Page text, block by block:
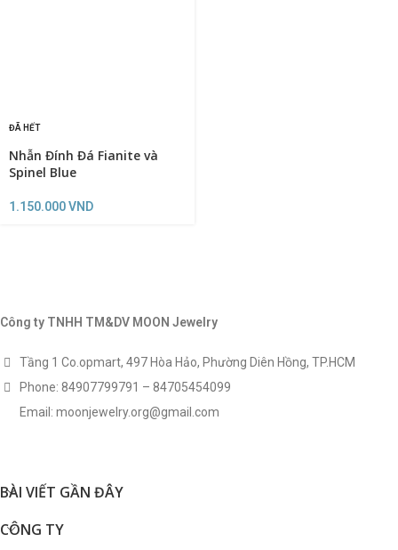
ĐÃ HẾT
Nhẫn Đính Đá Fianite và
Spinel Blue
1.150.000VND
Công ty TNHH TM&DV MOON Jewelry
Tầng 1 Co.opmart, 497 Hòa Hảo, Phường Diên Hồng, TP.HCM
Phone: 84907799791 – 84705454099
Email: moonjewelry.org@gmail.com
BÀI VIẾT GẦN ĐÂY
CÔNG TY